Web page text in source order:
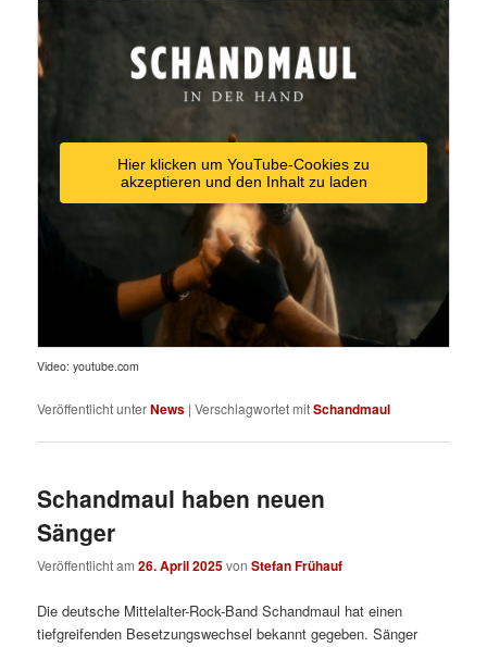
Hier klicken um YouTube-Cookies zu
akzeptieren und den Inhalt zu laden
Video: youtube.com
Veröffentlicht unterNews |Verschlagwortet mitSchandmaul
Schandmaul haben neuen
Sänger
Veröffentlicht am26. April 2025vonStefan Frühauf
Die deutsche Mittelalter-Rock-Band Schandmaul hat einen
tiefgreifenden Besetzungswechsel bekannt gegeben. Sänger